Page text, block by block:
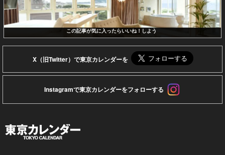
この記事が気に入ったらいいね！しよう
X（旧Twitter）で東京カレンダーを
Instagramで東京カレンダーをフォローする